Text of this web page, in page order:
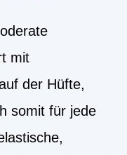
mit
der Hüfte,
somit für jede